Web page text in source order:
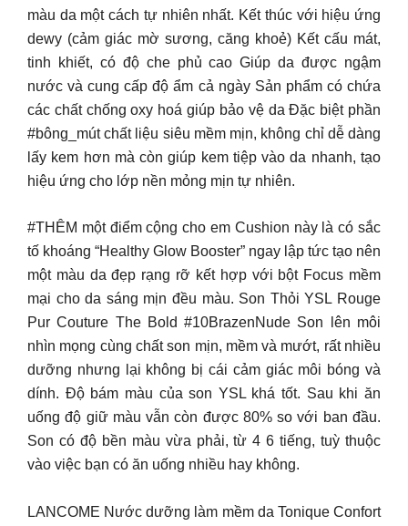
màu da một cách tự nhiên nhất. Kết thúc với hiệu ứng
dewy (cảm giác mờ sương, căng khoẻ) Kết cấu mát,
tinh khiết, có độ che phủ cao Giúp da được ngậm
nước và cung cấp độ ẩm cả ngày Sản phẩm có chứa
các chất chống oxy hoá giúp bảo vệ da Đặc biệt phần
#bông_mút chất liệu siêu mềm mịn, không chỉ dễ dàng
lấy kem hơn mà còn giúp kem tiệp vào da nhanh, tạo
hiệu ứng cho lớp nền mỏng mịn tự nhiên.
#THÊM một điểm cộng cho em Cushion này là có sắc
tố khoáng “Healthy Glow Booster” ngay lập tức tạo nên
một màu da đẹp rạng rỡ kết hợp với bột Focus mềm
mại cho da sáng mịn đều màu. Son Thỏi YSL Rouge
Pur Couture The Bold #10BrazenNude Son lên môi
nhìn mọng cùng chất son mịn, mềm và mướt, rất nhiều
dưỡng nhưng lại không bị cái cảm giác môi bóng và
dính. Độ bám màu của son YSL khá tốt. Sau khi ăn
uống độ giữ màu vẫn còn được 80% so với ban đầu.
Son có độ bền màu vừa phải, từ 4 6 tiếng, tuỳ thuộc
vào việc bạn có ăn uống nhiều hay không.
LANCOME Nước dưỡng làm mềm da Tonique Confort